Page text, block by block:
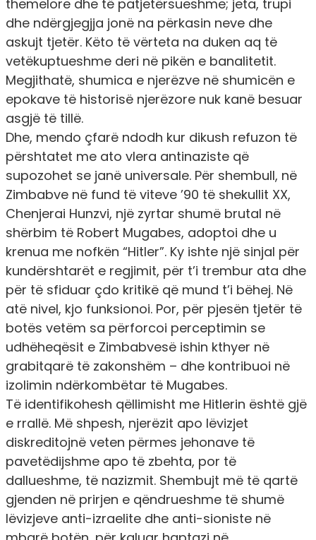
themelore dhe të patjetërsueshme; jeta, trupi
dhe ndërgjegjja jonë na përkasin neve dhe
askujt tjetër. Këto të vërteta na duken aq të
vetëkuptueshme deri në pikën e banalitetit.
Megjithatë, shumica e njerëzve në shumicën e
epokave të historisë njerëzore nuk kanë besuar
asgjë të tillë.
Dhe, mendo çfarë ndodh kur dikush refuzon të
përshtatet me ato vlera antinaziste që
supozohet se janë universale. Për shembull, në
Zimbabve në fund të viteve ’90 të shekullit XX,
Chenjerai Hunzvi, një zyrtar shumë brutal në
shërbim të Robert Mugabes, adoptoi dhe u
krenua me nofkën “Hitler”. Ky ishte një sinjal për
kundërshtarët e regjimit, për t’i trembur ata dhe
për të sfiduar çdo kritikë që mund t’i bëhej. Në
atë nivel, kjo funksionoi. Por, për pjesën tjetër të
botës vetëm sa përforcoi perceptimin se
udhëheqësit e Zimbabvesë ishin kthyer në
grabitqarë të zakonshëm – dhe kontribuoi në
izolimin ndërkombëtar të Mugabes.
Të identifikohesh qëllimisht me Hitlerin është gjë
e rrallë. Më shpesh, njerëzit apo lëvizjet
diskreditojnë veten përmes jehonave të
pavetëdijshme apo të zbehta, por të
dallueshme, të nazizmit. Shembujt më të qartë
gjenden në prirjen e qëndrueshme të shumë
lëvizjeve anti-izraelite dhe anti-sioniste në